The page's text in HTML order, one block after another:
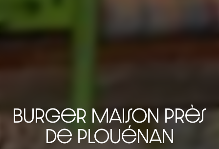
burger maison près
de Plouénan